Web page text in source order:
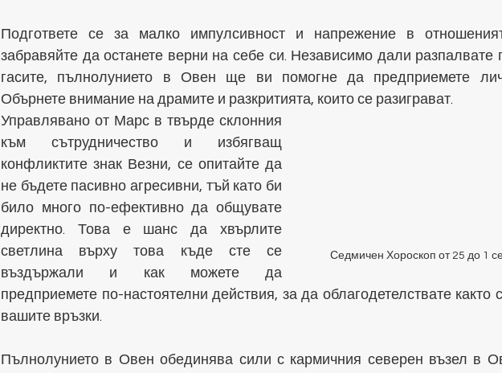
Подгответе се за малко импулсивност и напрежение в
забравяйте да останете верни на себе си. Независимо дали разпалвате
гасите, пълнолунието в Овен ще ви помогне да предприемете
Обърнете внимание на драмите и разкритията, които се разиграват.
Седмичен Хороскоп от 25 до 1
Управлявано от Марс в твърде склонния
към сътрудничество и избягващ
конфликтите знак Везни, се опитайте да
не бъдете пасивно агресивни, тъй като би
било много по-ефективно да общувате
директно. Това е шанс да хвърлите
светлина върху това къде сте се
въздържали и как можете да
предприемете по-настоятелни действия, за да облагодетелствате както
вашите връзки.
Пълнолунието в Овен обединява сили с кармичния северен възел в